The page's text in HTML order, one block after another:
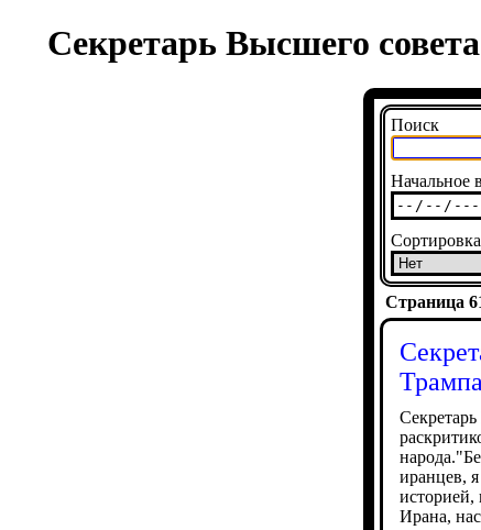
Секретарь Высшего
Поиск
Начальное
Сортировка
Страница
иранцев,
Ирана,